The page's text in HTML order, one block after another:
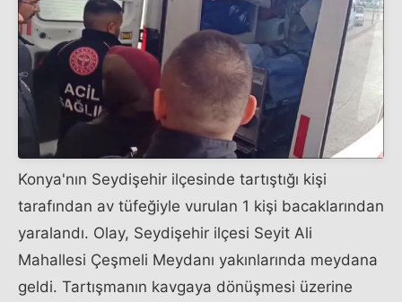
Konya'nın Seydişehir ilçesinde tartıştığı kişi
tarafından av tüfeğiyle vurulan 1 kişi bacaklarından
yaralandı. Olay, Seydişehir ilçesi Seyit Ali
Mahallesi Çeşmeli Meydanı yakınlarında meydana
geldi. Tartışmanın kavgaya dönüşmesi üzerine